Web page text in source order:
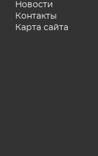
Новости
Контакты
Карта сайта